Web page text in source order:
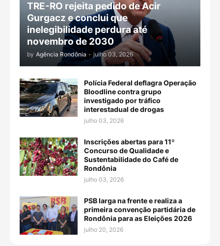
TRE-RO rejeita pedido de Acir
Gurgacz e conclui que
inelegibilidade perdura até
novembro de 2030
by Agência Rondônia - julho 03, 2026
Polícia Federal deflagra Operação
Bloodline contra grupo
investigado por tráfico
interestadual de drogas
julho 03, 2026
Inscrições abertas para 11º
Concurso de Qualidade e
Sustentabilidade do Café de
Rondônia
julho 03, 2026
PSB larga na frente e realiza a
primeira convenção partidária de
Rondônia para as Eleições 2026
julho 20, 2026